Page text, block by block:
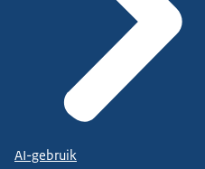
AI-gebruik